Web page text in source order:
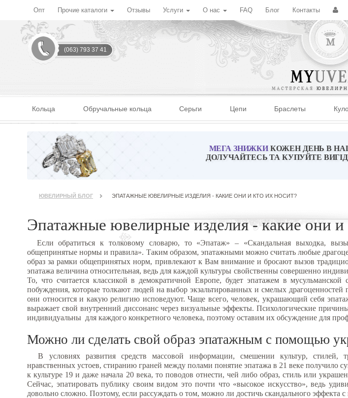
Опт Прочие каталоги Отзывы Услуги О нас FAQ Блог Контакты
(063) 793 37 41
Кольца Обручальные кольца Серьги Цепи Браслеты
МЕГА ЗНИЖКИКОЖЕН ДЕНЬ В
ДОЛУЧАЙТЕСЬ ТА КУПУЙТЕ
ЮВЕЛИРНЫЙ БЛОГ ЭПАТАЖНЫЕ ЮВЕЛИРНЫЕ ИЗДЕЛИЯ - КАКИЕ ОНИ И КТО ИХ НОСИТ?
Эпатажные ювелирные изделия - какие они и
Если обратиться к толковому словарю, то «Эпатаж» – «Скандальная выходка,
общепринятые нормы и правила». Таким образом, эпатажными можно считать любые
образ за рамки общепринятых норм, привлекают к Вам внимание и бросают вызов
эпатажа величина относительная, ведь для каждой культуры свойственны совершенно
То, что считается классикой в демократичной Европе, будет эпатажем в
побуждения, которые толкают людей на выбор экзальтированных и смелых драгоценностей
они относится и какую религию исповедуют. Чаще всего, человек, украшающий себя
выражает свой внутренний диссонанс через визуальные эффекты. Психологические
индивидуальны для каждого конкретного человека, поэтому оставим их обсуждение для
Можно ли сделать свой образ эпатажным с помощью
В условиях развития средств массовой информации, смешении культур, стилей,
нравственных устоев, стиранию граней между полами понятие эпатажа в 21 веке получило
к культуре 19 и даже начала 20 века, то поводов отнести, чей либо образ, стиль или
Сейчас, эпатировать публику своим видом это почти что «высокое искусство», ведь
довольно сложно. Поэтому, если рассуждать о том, можно ли достичь скандального эффекта